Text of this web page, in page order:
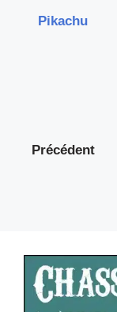
Pikachu
Précédent